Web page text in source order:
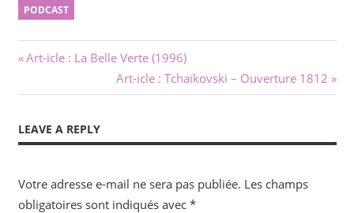
PODCAST
Navigation
de
l’article
Previous
Art-icle : La Belle Verte (1996)
Next
Post:
Art-icle : Tchaïkovski – Ouverture 1812
LEAVE A REPLY
Votre adresse e-mail ne sera pas publiée. Les champs
obligatoires sont indiqués avec *